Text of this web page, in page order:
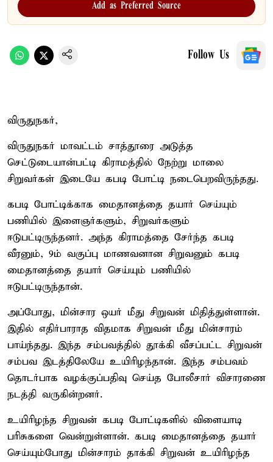
Add as Preferred Source
Follow Us
விருதுநகர்,
விருதுநகர் மாவட்டம் சாத்தூரை அடுத்த
செட்டுடையான்பட்டி கிராமத்தில் நேற்று மாலை
சிறுவர்கள் இடையே கபடி போட்டி நடைபெறவிருந்தது.
கபடி போட்டிக்காக மைதானத்தை தயார் செய்யும்
பணியில் இளைஞர்களும், சிறுவர்களும்
ஈடுபட்டிருந்தனர். அந்த கிராமத்தை சேர்ந்த கபடி
வீரனும், 9ம் வகுப்பு மாணவனான சிறுவனும் கபடி
மைதானத்தை தயார் செய்யும் பணியில்
ஈடுபட்டிருந்தான்.
அப்போது, மின்சார ஒயர் மீது சிறுவன் மிதித்துள்ளான்.
இதில் எதிர்பாராத விதமாக சிறுவன் மீது மின்சாரம்
பாய்ந்தது. இந்த சம்பவத்தில் தூக்கி வீசப்பட்ட சிறுவன்
சம்பவ இடத்திலேயே உயிரிழந்தான். இந்த சம்பவம்
தொடர்பாக வழக்குப்பதிவு செய்த போலீசார் விசாரணை
நடத்தி வருகின்றனர்.
உயிரிழந்த சிறுவன் கபடி போட்டிகளில் விளையாடி
பரிசுகளை வென்றுள்ளான். கபடி மைதானத்தை தயார்
செய்யும்போது மின்சாரம் தாக்கி சிறுவன் உயிரிழந்த